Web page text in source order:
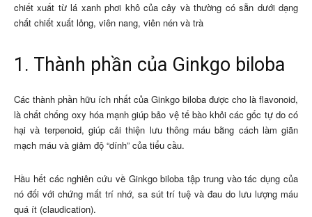
chiết xuất từ ​​lá xanh phơi khô của cây và thường có sẵn dưới dạng
chất chiết xuất lỏng, viên nang, viên nén và trà
1. Thành phần của Ginkgo biloba
Các thành phần hữu ích nhất của Ginkgo biloba được cho là flavonoid,
là chất chống oxy hóa mạnh giúp bảo vệ tế bào khỏi các gốc tự do có
hại và terpenoid, giúp cải thiện lưu thông máu bằng cách làm giãn
mạch máu và giảm độ “dính” của tiểu cầu.
Hầu hết các nghiên cứu về Ginkgo biloba tập trung vào tác dụng của
nó đối với chứng mất trí nhớ, sa sút trí tuệ và đau do lưu lượng máu
quá ít (claudication).